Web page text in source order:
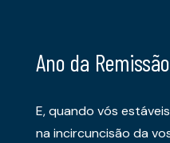
Ano da Remissão
E, quando vós
na incircuncisão da